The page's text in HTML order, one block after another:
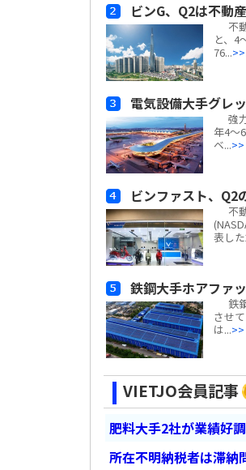
ビンG、Q2は不動
不
と、4
76...
電気設備大手グレ
強
年4～
ベ...
ビンファスト、
不
表し
鉄鋼大手ホアファ
鉄
させ
は...
VIETJO会員記事
肥料大手2社が業績好
所在不明納税者は滞納